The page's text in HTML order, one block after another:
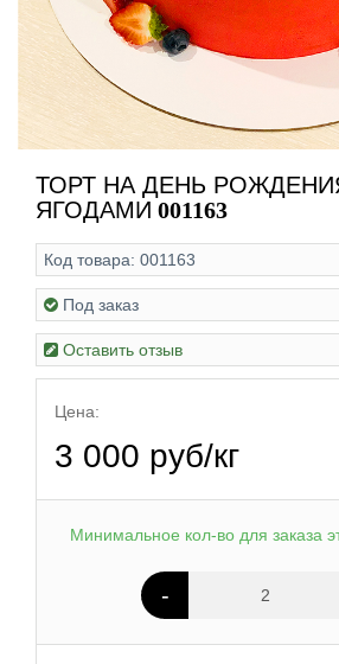
ТОРТ НА ДЕНЬ
ЯГОДАМИ 001163
Код товара: 001163
Под заказ
Оставить отзыв
Цена:
3 000 руб/кг
Минимальное кол-во для заказа
-